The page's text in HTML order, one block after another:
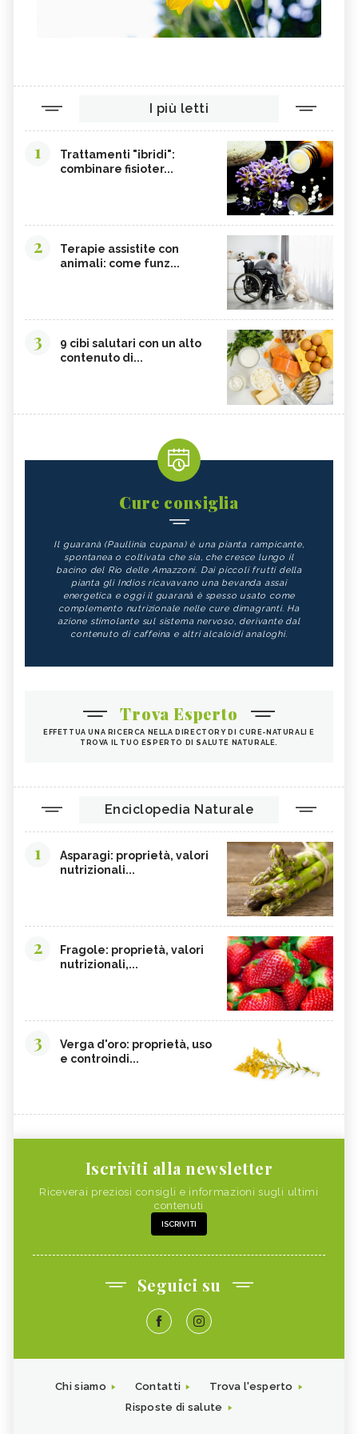
RODOCROSITE: TUTTE LE PROPRIETÀ E
QUARZO RUTILATO: TUTTE LE
PROPRIETÀ E BENEFICI
MAGNETITE: TUTTE LE PROPRIETÀ E
WATSU: TECNICA, BENEFICI E
I più letti
1
Trattamenti "ibridi":
combinare fisioter...
2
Terapie assistite con
animali: come funz...
3
9 cibi salutari con un alto
contenuto di...
Cure consiglia
Il guaranà (Paullinia cupana) è una pianta rampicante,
spontanea o coltivata che sia, che cresce lungo il
bacino del Rio delle Amazzoni. Dai piccoli frutti della
pianta gli Indios ricavavano una bevanda assai
energetica e oggi il guaranà è spesso usato come
complemento nutrizionale nelle cure dimagranti. Ha
azione stimolante sul sistema nervoso, derivante dal
contenuto di caffeina e altri alcaloidi analoghi.
Trova Esperto
EFFETTUA UNA RICERCA NELLA DIRECTORY DI CURE-NATURALI E
TROVA IL TUO ESPERTO DI SALUTE NATURALE.
Enciclopedia Naturale
1
Asparagi: proprietà, valori
nutrizionali...
2
Fragole: proprietà, valori
nutrizionali,...
3
Verga d'oro: proprietà, uso
e controindi...
Iscriviti alla newsletter
Riceverai preziosi consigli e informazioni sugli ultimi
contenuti
ISCRIVITI
Seguici su
Chi siamo Contatti
Trova l'esperto
Risposte di salute